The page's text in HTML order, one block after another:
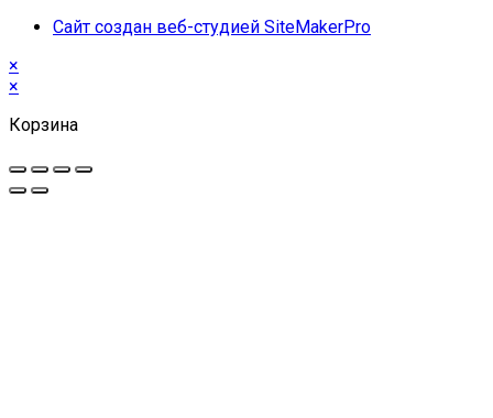
Сайт создан веб-студией SiteMakerPro
×
×
Корзина